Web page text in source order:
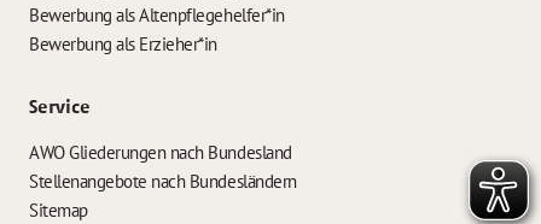
Bewerbung als Altenpflegehelfer*in
Bewerbung als Erzieher*in
Service
AWO Gliederungen nach Bundesland
Stellenangebote nach Bundesländern
Sitemap